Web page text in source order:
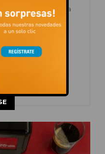
y visita obligatoria a
Comercial
momento para
con el corte
la barbería?
in: